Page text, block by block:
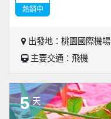
熱銷中
出發地：桃園國際機場
主要交通：飛機
5 天